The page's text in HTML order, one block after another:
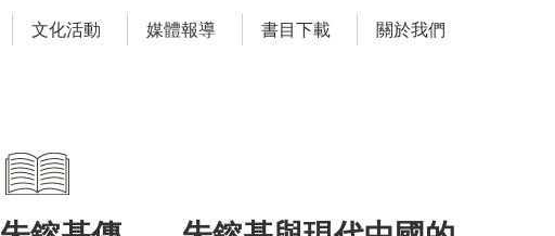
文化活動 媒體報導 書目下載 關於我們